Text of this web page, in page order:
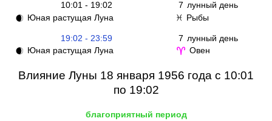
10:01 - 19:02 7 лунный день
🌒 Юная растущая Луна ♓ Рыбы
19:02 - 23:59 7 лунный день
🌒 Юная растущая Луна ♈ Овен
Влияние Луны 18 января 1956 года с 10:01
по 19:02
благоприятный период